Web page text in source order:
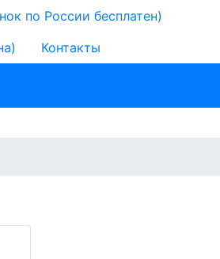
по России бесплатен)
Контакты